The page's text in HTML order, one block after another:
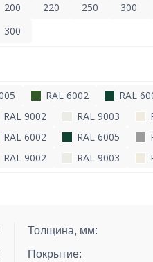
200 220 250 300
300
RAL 6002 RAL
RAL 9002 RAL 9003
RAL 6002 RAL 6005
RAL 9002 RAL 9003
Толщина, мм:
Покрытие: